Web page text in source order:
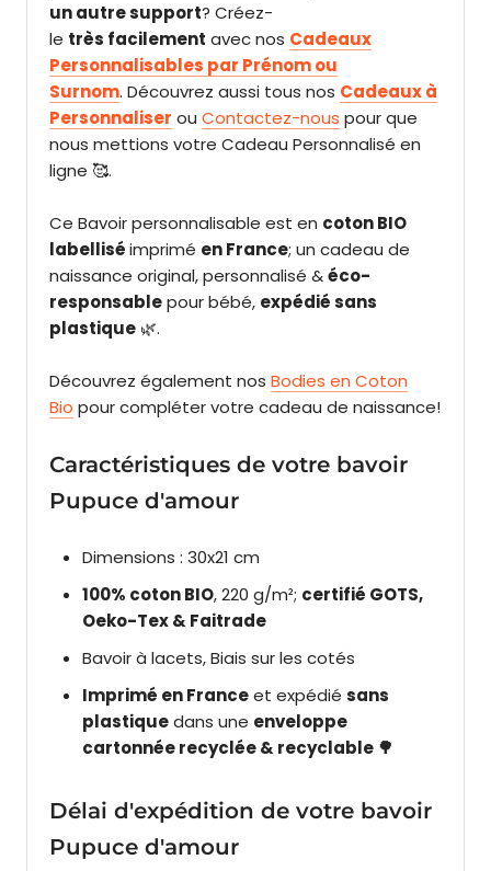
un autre support? Créez-
le très facilement avec nos Cadeaux
Personnalisables par Prénom ou
Surnom. Découvrez aussi tous nos Cadeaux à
Personnaliser ou Contactez-nous pour que
nous mettions votre Cadeau Personnalisé en
ligne 🥰.
Ce Bavoir personnalisable est en coton BIO
labelliséimprimé en France; un cadeau de
naissance original, personnalisé &éco-
responsablepour bébé, expédié sans
plastique 🌿.
Découvrez également nos Bodies en Coton
Bio pour compléter votre cadeau de naissance!
Caractéristiques de votre bavoir
Pupuce d'amour
Dimensions : 30x21 cm
100% coton BIO, 220 g/m²; certifié GOTS,
Oeko-Tex & Faitrade
Bavoir à lacets, Biais sur les cotés
Imprimé en Franceet expédié sans
plastiquedans une enveloppe
cartonnée recyclée & recyclable 🌳
Délai d'expédition de votre bavoir
Pupuce d'amour